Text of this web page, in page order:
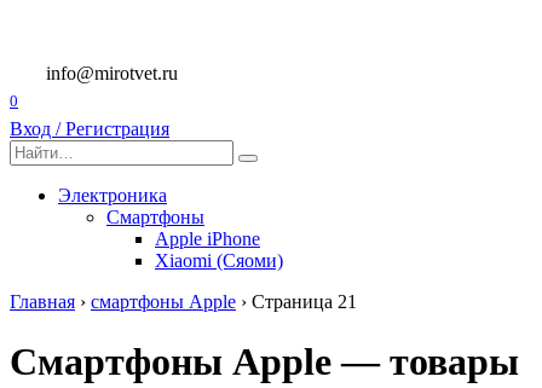
содержанию
info@mirotvet.ru
0
Вход / Регистрация
Search
for:
Электроника
Смартфоны
Apple iPhone
Xiaomi (Сяоми)
Главная › смартфоны Apple › Страница 21
Смартфоны Apple — товары